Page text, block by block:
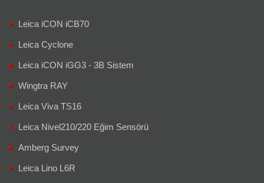
Leica iCON iCB70
Leica Cyclone
Leica iCON iGG3 - 3B Sistem
Wingtra RAY
Leica Viva TS16
Leica Nivel210/220 Eğim Sensörü
Amberg Survey
Leica Lino L6R